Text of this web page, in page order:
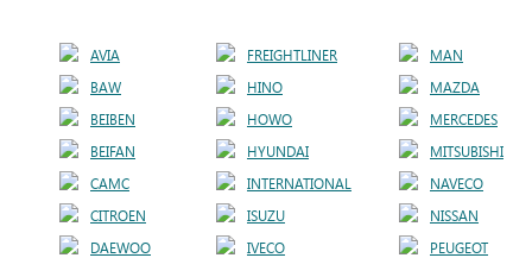
AVIA
BAW
BEIBEN
BEIFAN
CAMC
CITROEN
DAEWOO
FREIGHTLINER
HINO
HOWO
HYUNDAI
INTERNATIONAL
ISUZU
IVECO
MAN
MAZDA
MERCEDES
MITSUBISHI
NAVECO
NISSAN
PEUGEOT